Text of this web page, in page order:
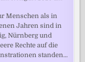
Menschen als in
Jahren sind in
Nürnberg und
Rechte auf die
standen...